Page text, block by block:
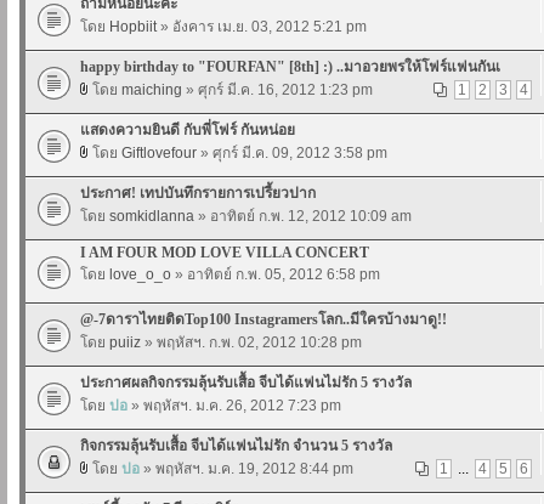
ถามหน่อยนะคะ
โดย Hopbiit» อังคาร เม.ย. 03, 2012 5:21 pm
happy birthday to "FOURFAN" [8th] :) ..มาอวยพรให้โฟร์แฟนกันเ
1
2 3 4
โดย maiching » ศุกร์ มี.ค. 16, 2012 1:23 pm
แสดงความยินดี กับพี่โฟร์ กันหน่อย
โดย Giftlovefour » ศุกร์ มี.ค. 09, 2012 3:58 pm
ประกาศ! เทปบันทึกรายการเปรี้ยวปาก
โดย somkidlanna » อาทิตย์ ก.พ. 12, 2012 10:09 am
I AM FOUR MOD LOVE VILLA CONCERT
โดย love_o_o » อาทิตย์ ก.พ. 05, 2012 6:58 pm
@-7ดาราไทยติดTop100 Instagramersโลก..มีใครบ้างมาดู!!
โดย puiiz » พฤหัสฯ. ก.พ. 02, 2012 10:28 pm
ประกาศผลกิจกรรมลุ้นรับเสื้อ จีบได้แฟนไม่รัก 5 รางวัล
โดย ปอ » พฤหัสฯ. ม.ค. 26, 2012 7:23 pm
กิจกรรมลุ้นรับเสื้อ จีบได้แฟนไม่รัก จำนวน 5 รางวัล
1
... 4 5 6
โดย ปอ » พฤหัสฯ. ม.ค. 19, 2012 8:44 pm